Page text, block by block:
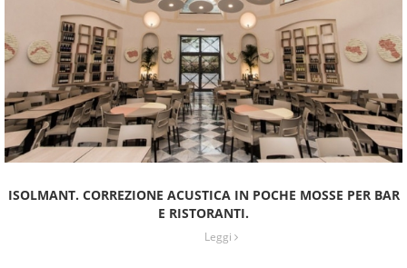
ISOLMANT. CORREZIONE ACUSTICA IN POCHE MOSSE PER BAR
E RISTORANTI.
Leggi